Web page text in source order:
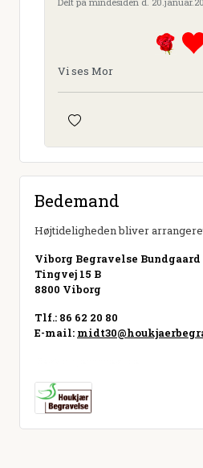
Vi ses Mor
Bedemand
Højtideligheden bliver
Viborg Begravelse
Tingvej 15 B
8800 Viborg
Tlf.: 86 62 20 80
E-mail: